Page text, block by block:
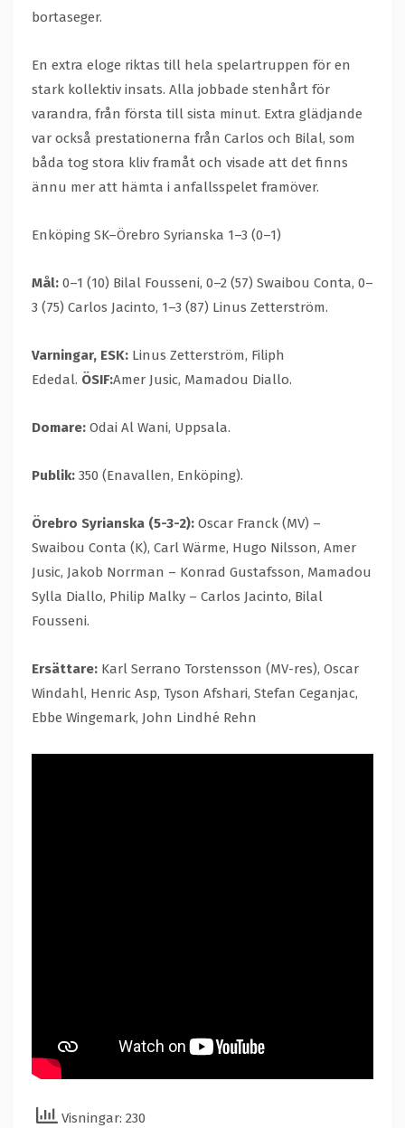
bortaseger.
En extra eloge riktas till hela spelartruppen för en
stark kollektiv insats. Alla jobbade stenhårt för
varandra, från första till sista minut. Extra glädjande
var också prestationerna från Carlos och Bilal, som
båda tog stora kliv framåt och visade att det finns
ännu mer att hämta i anfallsspelet framöver.
Enköping SK–Örebro Syrianska 1–3 (0–1)
Mål: 0–1 (10) Bilal Fousseni, 0–2 (57) Swaibou Conta, 0–
3 (75) Carlos Jacinto, 1–3 (87) Linus Zetterström.
Varningar, ESK: Linus Zetterström, Filiph
Ededal. ÖSIF:Amer Jusic, Mamadou Diallo.
Domare: Odai Al Wani, Uppsala.
Publik: 350 (Enavallen, Enköping).
Örebro Syrianska (5-3-2): Oscar Franck (MV) –
Swaibou Conta (K), Carl Wärme, Hugo Nilsson, Amer
Jusic, Jakob Norrman – Konrad Gustafsson, Mamadou
Sylla Diallo, Philip Malky – Carlos Jacinto, Bilal
Fousseni.
Ersättare: Karl Serrano Torstensson (MV-res), Oscar
Windahl, Henric Asp, Tyson Afshari, Stefan Ceganjac,
Ebbe Wingemark, John Lindhé Rehn
Visningar: 230